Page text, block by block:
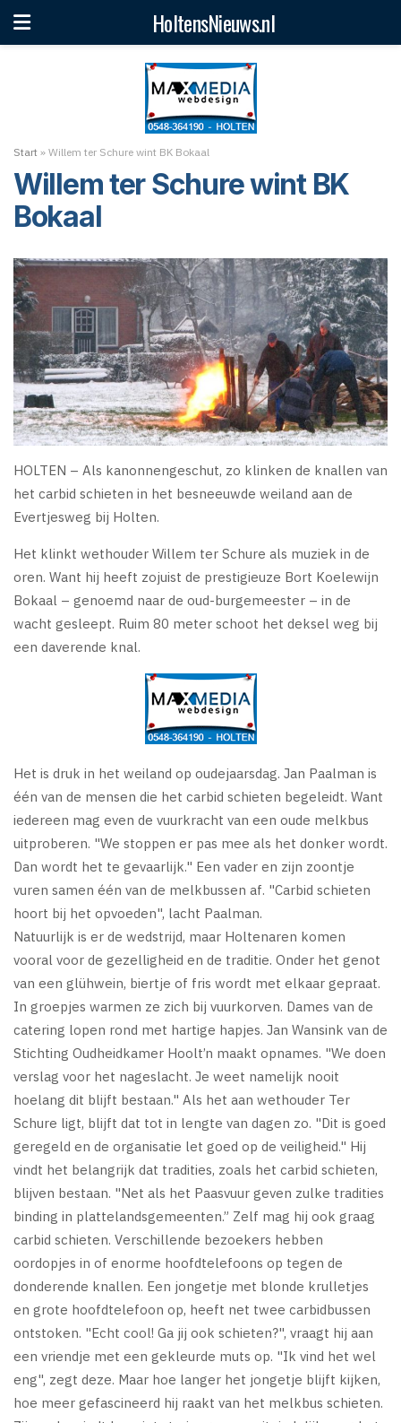
HoltensNieuws.nl
Start » Willem ter Schure wint BK Bokaal
Willem ter Schure wint BK
Bokaal
HOLTEN – Als kanonnengeschut, zo klinken de knallen van
het carbid schieten in het besneeuwde weiland aan de
Evertjesweg bij Holten.
Het klinkt wethouder Willem ter Schure als muziek in de
oren. Want hij heeft zojuist de prestigieuze Bort Koelewijn
Bokaal – genoemd naar de oud-burgemeester – in de
wacht gesleept. Ruim 80 meter schoot het deksel weg bij
een daverende knal.
Het is druk in het weiland op oudejaarsdag. Jan Paalman is
één van de mensen die het carbid schieten begeleidt. Want
iedereen mag even de vuurkracht van een oude melkbus
uitproberen. "We stoppen er pas mee als het donker wordt.
Dan wordt het te gevaarlijk." Een vader en zijn zoontje
vuren samen één van de melkbussen af. "Carbid schieten
hoort bij het opvoeden", lacht Paalman.
Natuurlijk is er de wedstrijd, maar Holtenaren komen
vooral voor de gezelligheid en de traditie. Onder het genot
van een glühwein, biertje of fris wordt met elkaar gepraat.
In groepjes warmen ze zich bij vuurkorven. Dames van de
catering lopen rond met hartige hapjes. Jan Wansink van de
Stichting Oudheidkamer Hoolt’n maakt opnames. "We doen
verslag voor het nageslacht. Je weet namelijk nooit
hoelang dit blijft bestaan." Als het aan wethouder Ter
Schure ligt, blijft dat tot in lengte van dagen zo. "Dit is goed
geregeld en de organisatie let goed op de veiligheid." Hij
vindt het belangrijk dat tradities, zoals het carbid schieten,
blijven bestaan. "Net als het Paasvuur geven zulke tradities
binding in plattelandsgemeenten.” Zelf mag hij ook graag
carbid schieten. Verschillende bezoekers hebben
oordopjes in of enorme hoofdtelefoons op tegen de
donderende knallen. Een jongetje met blonde krulletjes
en grote hoofdtelefoon op, heeft net twee carbidbussen
ontstoken. "Echt cool! Ga jij ook schieten?", vraagt hij aan
een vriendje met een gekleurde muts op. "Ik vind het wel
eng", zegt deze. Maar hoe langer het jongetje blijft kijken,
hoe meer gefascineerd hij raakt van het melkbus schieten.